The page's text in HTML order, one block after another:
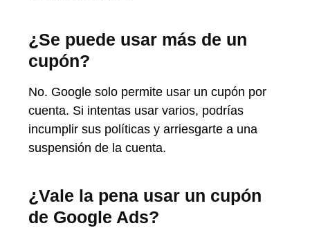
¿Se puede usar más de un
cupón?
No. Google solo permite usar un cupón por
cuenta. Si intentas usar varios, podrías
incumplir sus políticas y arriesgarte a una
suspensión de la cuenta.
¿Vale la pena usar un cupón
de Google Ads?